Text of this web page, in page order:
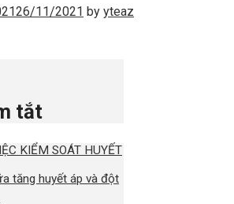
26/11/2021 by yteaz
tắt
KIỂM SOÁT HUYẾT
tăng huyết áp và đột